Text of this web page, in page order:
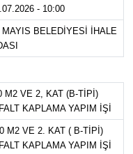
- 10:00
MAYIS BELEDİYESİ İHALE
M2 VE 2, KAT (B-TİPİ)
KAPLAMA YAPIM İŞİ
M2 VE 2. KAT ( B-TİPİ)
KAPLAMA YAPIM İŞİ